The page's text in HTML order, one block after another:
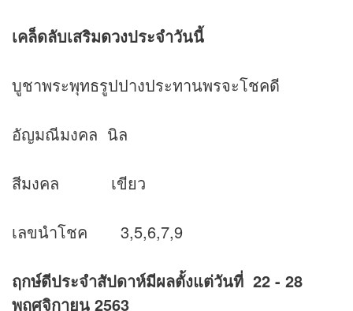
เคล็ดลับเสริมดวงประจำวันนี้
บูชาพระพุทธรูปปางประทานพรจะโชคดี
อัญมณีมงคล นิล
สีมงคล เขียว
เลขนำโชค 3,5,6,7,9
ฤกษ์ดีประจำสัปดาห์มีผลตั้งแต่วันที่ 22 - 28
พฤศจิกายน 2563